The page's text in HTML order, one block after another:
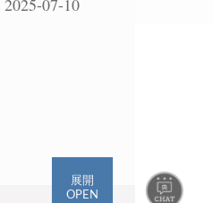
2025-07-10
展開
OPEN